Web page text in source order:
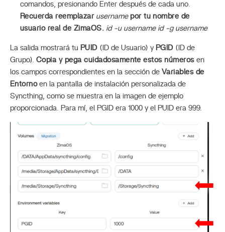
comandos, presionando Enter después de cada uno.
Recuerda reemplazar username por tu nombre de
usuario real de ZimaOS. id -u username id -g username
La salida mostrará tu PUID(ID de Usuario) y PGID(ID de
Grupo). Copia y pega cuidadosamente estos númerosen
los campos correspondientes en la sección de Variables de
Entornoen la pantalla de instalación personalizada de
Syncthing, como se muestra en la imagen de ejemplo
proporcionada. Para mí, el PGID era 1000 y el PUID era 999.